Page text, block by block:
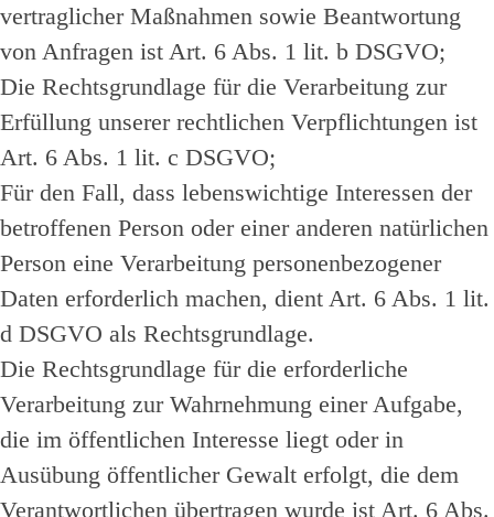
vertraglicher Maßnahmen sowie Beantwortung
von Anfragen ist Art. 6 Abs. 1 lit. b DSGVO;
Die Rechtsgrundlage für die Verarbeitung zur
Erfüllung unserer rechtlichen Verpflichtungen ist
Art. 6 Abs. 1 lit. c DSGVO;
Für den Fall, dass lebenswichtige Interessen der
betroffenen Person oder einer anderen natürlichen
Person eine Verarbeitung personenbezogener
Daten erforderlich machen, dient Art. 6 Abs. 1 lit.
d DSGVO als Rechtsgrundlage.
Die Rechtsgrundlage für die erforderliche
Verarbeitung zur Wahrnehmung einer Aufgabe,
die im öffentlichen Interesse liegt oder in
Ausübung öffentlicher Gewalt erfolgt, die dem
Verantwortlichen übertragen wurde ist Art. 6 Abs.